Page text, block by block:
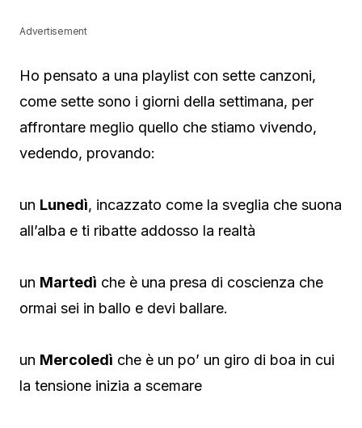
Advertisement
Ho pensato a una playlist con sette canzoni,
come sette sono i giorni della settimana, per
affrontare meglio quello che stiamo vivendo,
vedendo, provando:
un Lunedì, incazzato come la sveglia che suona
all’alba e ti ribatte addosso la realtà
un Martedì che è una presa di coscienza che
ormai sei in ballo e devi ballare.
un Mercoledì che è un po’ un giro di boa in cui
la tensione inizia a scemare